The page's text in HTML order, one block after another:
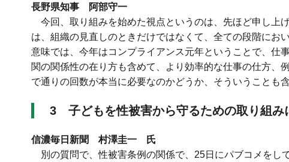
長野県知事 阿部守一
今回、取り組みを始めた視点というのは、先ほど申し上
は、組織の見直しのときだけではなくて、全ての段階にお
意味では、今年はコンプライアンス元年ということで、仕
関の関係性の在り方も含めて、より効率的な仕事の仕方、
で通りの回数が本当に必要なのかどうか、そういうことも
3 子どもを性被害から守るための取り組み
信濃毎日新聞 村澤圭一 氏
別の質問で、性被害条例の関係で、25日にパブコメをし